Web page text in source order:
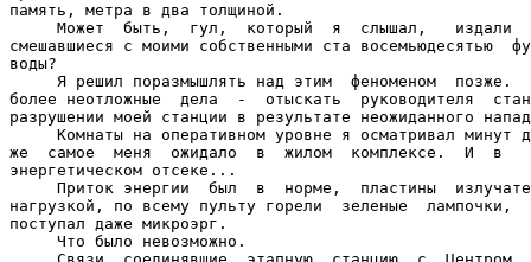
память, метра в два толщиной.
Может  быть,  гул,  который  я  слышал,   издали
смешавшиеся с моими собственными ста восемьюдесятью
воды?
Я решил поразмышлять над этим  феноменом  позже.
более неотложные  дела  -  отыскать  руководителя
разрушении моей станции в результате неожиданного
Комнаты на оперативном уровне я осматривал минут
же  самое  меня  ожидало  в  жилом  комплексе.  И  в
энергетическом отсеке...
Приток энергии  был  в  норме,  пластины
нагрузкой, по всему пульту горели  зеленые
поступал даже микроэрг.
     Что было невозможно.